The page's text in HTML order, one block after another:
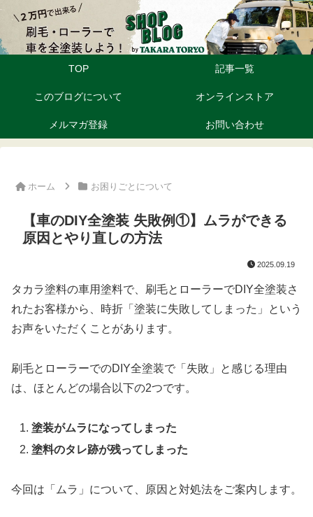
TOP 記事一覧
このブログについて オンラインストア
メルマガ登録 お問い合わせ
ホーム お困りごとについて
【車のDIY全塗装 失敗例①】ムラができる
原因とやり直しの方法
2025.09.19
タカラ塗料の車用塗料で、刷毛とローラーでDIY全塗装さ
れたお客様から、時折「塗装に失敗してしまった」という
お声をいただくことがあります。
刷毛とローラーでのDIY全塗装で「失敗」と感じる理由
は、ほとんどの場合以下の2つです。
塗装がムラになってしまった
塗料のタレ跡が残ってしまった
今回は「ムラ」について、原因と対処法をご案内します。